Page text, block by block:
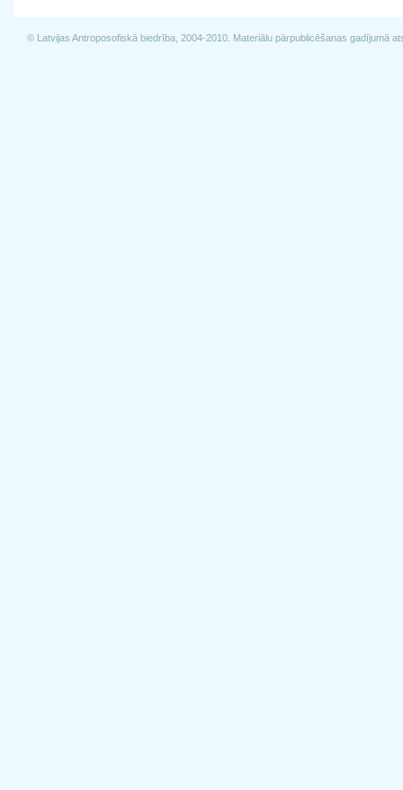
© Latvijas Antroposofiskā biedrība, 2004-2010. Materiālu pārpublicēšanas gadījumā